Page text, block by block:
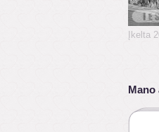
Įkelta
Mano